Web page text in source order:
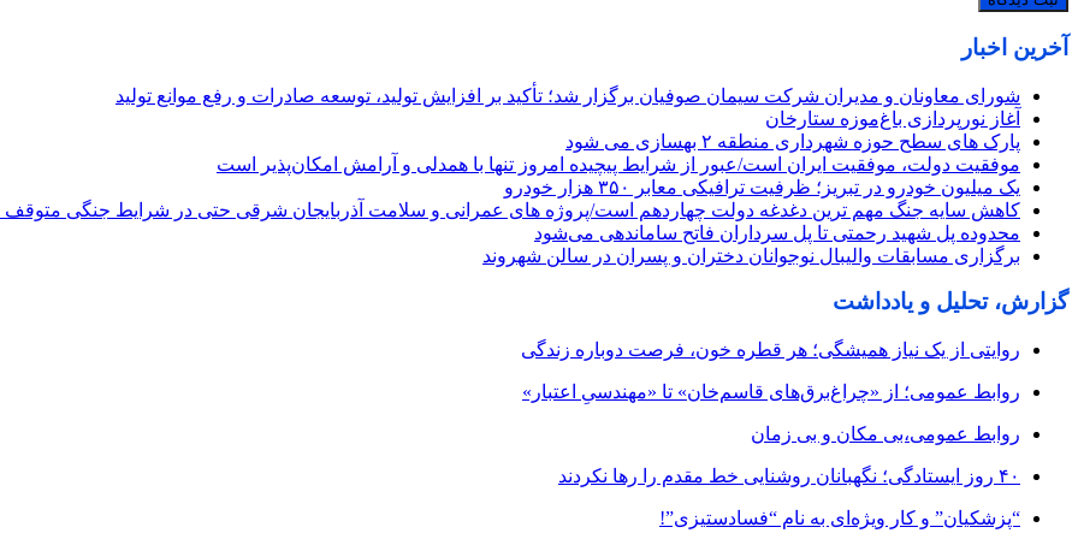
آخرین اخبار
شورای معاونان و مدیران شرکت سیمان صوفیان برگزار شد؛ تأکید بر افزایش تولید، توسعه صادرات و رفع موانع تولید
آغاز نورپردازی باغ‌موزه ستارخان
پارک های سطح حوزه شهرداری منطقه ۲ بهسازی می شود
موفقیت دولت، موفقیت ایران است/عبور از شرایط پیچیده امروز تنها با همدلی و آرامش امکان‌پذیر است
یک میلیون خودرو در تبریز؛ ظرفیت ترافیکی معابر ۳۵۰ هزار خودرو
کاهش سایه جنگ مهم ‌ترین دغدغه دولت چهاردهم است/پروژه ‌های عمرانی و سلامت آذربایجان شرقی حتی در شرایط جنگی متوقف
محدوده پل شهید رحمتی تا پل سرداران فاتح ساماندهی می‌شود
برگزاری مسابقات والیبال نوجوانان دختران و پسران در سالن شهروند
گزارش، تحلیل و یادداشت
روایتی از یک نیاز همیشگی؛ هر قطره خون، فرصت دوباره زندگی
روابط عمومی؛ از «چراغ‌برق‌های قاسم‌خان» تا «مهندسیِ اعتبار»
روابط عمومی،بی مکان و بی زمان
۴۰ روز ایستادگی؛ نگهبانان روشنایی خط مقدم را رها نکردند
“پزشکیان” و کار ویژه‌ای به نام “فسادستیزی”!